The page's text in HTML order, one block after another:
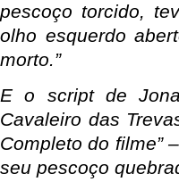
pescoço torcido,
olho esquerdo
morto.”
E o script de
Cavaleiro das
Completo do filme”
seu pescoço